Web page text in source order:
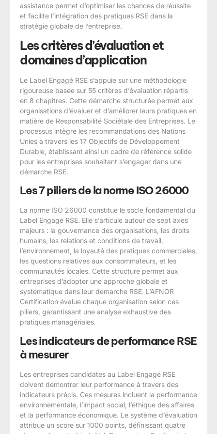
assistance permet d’optimiser les chances de réussite
et facilite l’intégration des pratiques RSE dans la
stratégie globale de l’entreprise.
Les critères d’évaluation et
domaines d’application
Le Label Engagé RSE s’appuie sur une méthodologie
rigoureuse basée sur 55 critères d’évaluation répartis
en 8 chapitres. Cette démarche structurée permet aux
organisations d’évaluer et d’améliorer leurs pratiques en
matière de Responsabilité Sociétale des Entreprises. Le
processus intègre les recommandations des Nations
Unies à travers les 17 Objectifs de Développement
Durable, établissant ainsi un cadre de référence solide
pour les entreprises souhaitant s’engager dans une
démarche RSE.
Les 7 piliers de la norme ISO 26000
La norme ISO 26000 constitue le socle fondamental du
Label Engagé RSE. Elle s’articule autour de sept axes
majeurs : la gouvernance des organisations, les droits
humains, les relations et conditions de travail,
l’environnement, la loyauté des pratiques commerciales,
les questions relatives aux consommateurs, et les
communautés locales. Cette structure permet aux
entreprises d’adopter une approche globale et
systématique dans leur démarche RSE. L’AFNOR
Certification évalue chaque organisation selon ces
piliers, garantissant une analyse exhaustive des
pratiques managériales.
Les indicateurs de performance RSE
à mesurer
Les entreprises candidates au Label Engagé RSE
doivent démontrer leur performance à travers des
indicateurs précis. Ces mesures incluent la performance
environnementale, l’impact social, l’éthique des affaires
et la performance économique. Le système d’évaluation
attribue un score sur 1000 points, définissant quatre